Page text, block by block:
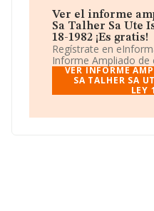
Otras actividades
Dragados Sa Talher Sa
está inscrita como
Ver el informe
Sa Talher Sa Ute
18-1982 ¡Es gratis!
Regístrate en
Informe Ampliado de
VER INFORME
SA TALHER SA
LEY